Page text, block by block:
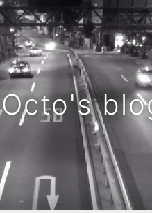
Octo's